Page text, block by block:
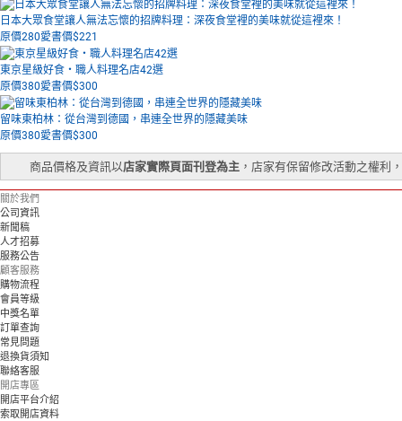
日本大眾食堂讓人無法忘懷的招牌料理：深夜食堂裡的美味就從這裡來！
原價280愛書價$221
東京星級好食‧職人料理名店42選
原價380愛書價$300
留味東柏林：從台灣到德國，串連全世界的隱藏美味
原價380愛書價$300
商品價格及資訊以 店家實際頁面刊登為主 ，店家有保留修改活動之權利
關於我們
公司資訊
新聞稿
人才招募
服務公告
顧客服務
購物流程
會員等級
中獎名單
訂單查詢
常見問題
退換貨須知
聯絡客服
開店專區
開店平台介紹
索取開店資料